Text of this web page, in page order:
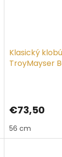
Klasický
TroyMayser
€73,50
56 cm